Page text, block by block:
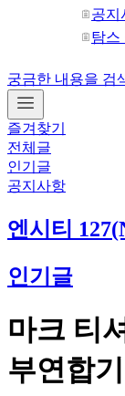
공지
탐스
궁금한 내용을 검
즐겨찾기
전체글
인기글
공지사항
엔시티
인기글
마크 티
부연합